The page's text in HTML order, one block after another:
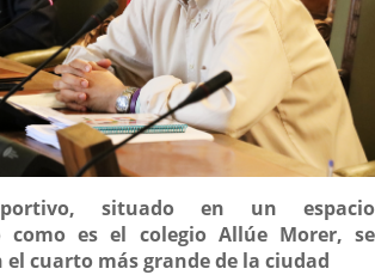
situado en un espacio
como es el colegio Allúe Morer, se
cuarto más grande de la ciudad